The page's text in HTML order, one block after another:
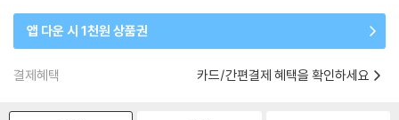
앱 다운 시 1천원 상품권
결제혜택 카드/간편결제 혜택을 확인하세요